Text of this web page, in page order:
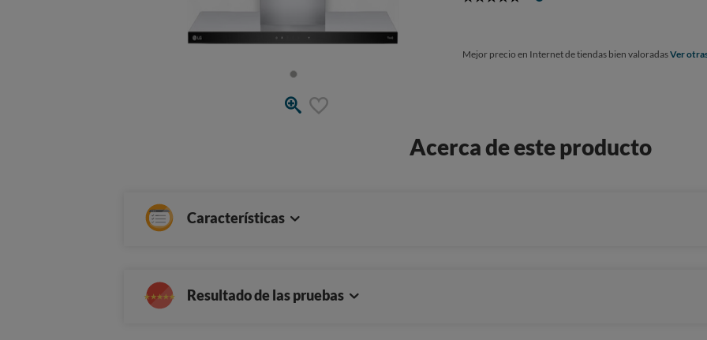
Mejor precio en Internet de tiendas bien valoradasVer
Acerca de este producto
Características
Resultado de las pruebas